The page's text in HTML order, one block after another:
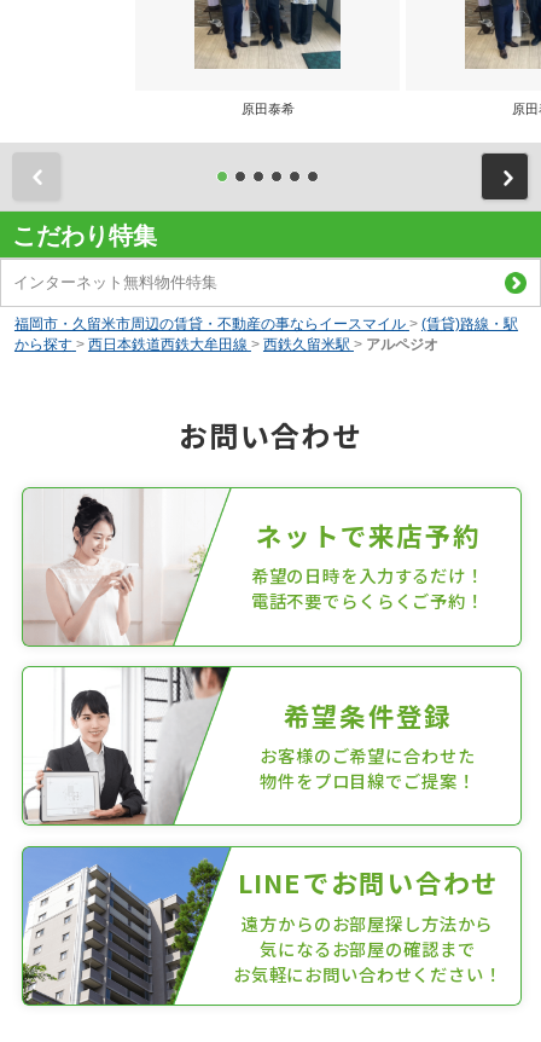
原田泰希 原
こだわり特集
インターネット無料物件特集
福岡市・久留米市周辺の賃貸・不動産の事ならイースマイル > (賃貸)路線・駅
から探す > 西日本鉄道西鉄大牟田線 > 西鉄久留米駅 > アルペジオ
お問い合わせ
ネットで来店予約
希望の日時を入力するだけ！
電話不要でらくらくご予約！
希望条件登録
お客様のご希望に合わせた
物件をプロ目線でご提案！
LINEでお問い合わせ
遠方からのお部屋探し方法から
気になるお部屋の確認まで
お気軽にお問い合わせください！